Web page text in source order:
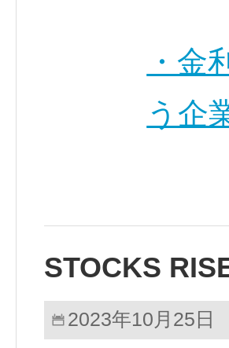
・金
う
STOCKS
2023年10月25日